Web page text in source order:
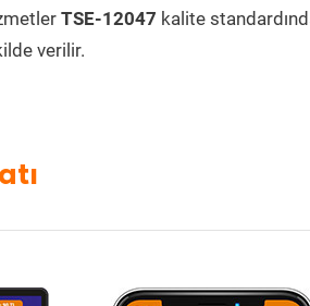
TSE-12047 kalite
verilir.